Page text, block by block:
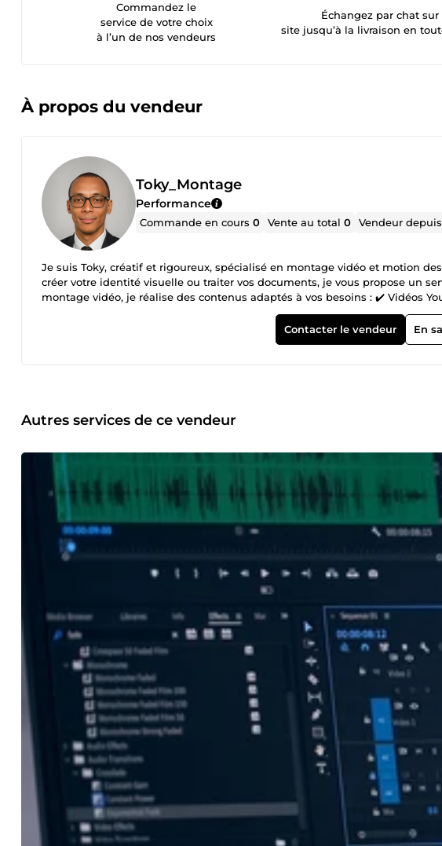
Commandez le
service de votre choix
à l’un de nos vendeurs
Échangez par chat sur
site jusqu’à la livraison en
À propos du vendeur
Toky_Montage
Performance
Commande en cours0 Vente au total0 Vendeur depuis
Je suis Toky, créatif et rigoureux, spécialisé en montage vidéo et motion
créer votre identité visuelle ou traiter vos documents, je vous propose un
montage vidéo, je réalise des contenus adaptés à vos besoins : ✔️ Vidéos
professionnelles ✔️ Ajout d’effets, transitions, sous-titres et musique
motion design, je conçois des animations de vos produits publicitaire,
accord avec votre image de marque. Fichiers livrés en haute qualité, prêts
Contacter le vendeur En
Autres services de ce vendeur